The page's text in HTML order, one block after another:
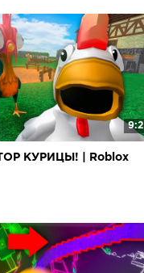
9:2
КУРИЦЫ! | Roblox